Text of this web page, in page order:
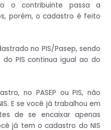
o contribuinte passa a
porém, o cadastro é feito
no PIS/Pasep, sendo
PIS continua igual ao do
no PASEP ou PIS, não
E se você já trabalhou em
de se encaixar apenas
já tem o cadastro do NIS